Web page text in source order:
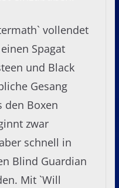
vollendet
Spagat
und Black
Gesang
den Boxen
zwar
schnell in
Blind Guardian
Mit `Will